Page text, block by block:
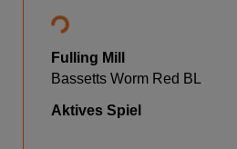
Fulling Mill
Bassetts Worm Red BL
Aktives Spiel